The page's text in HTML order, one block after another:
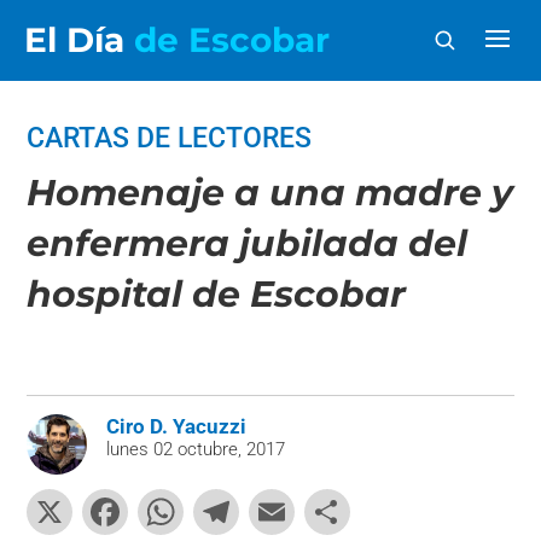
El Día de Escobar
CARTAS DE LECTORES
Homenaje a una madre y
enfermera jubilada del
hospital de Escobar
Ciro D. Yacuzzi
lunes 02 octubre, 2017
X
F
W T
E